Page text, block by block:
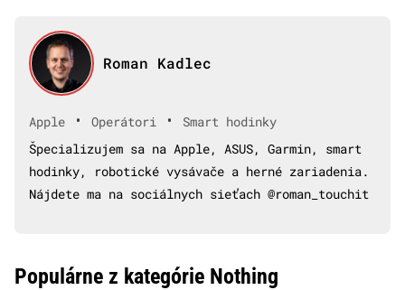
Roman Kadlec
Apple • Operátori •
Smart hodinky
Špecializujem sa na Apple, ASUS, Garmin, smart
hodinky, robotické vysávače a herné zariadenia.
Nájdete ma na sociálnych sieťach @roman_touchit
Populárne z kategórie Nothing